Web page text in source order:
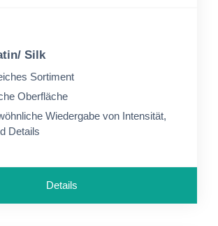
Silk
Sortiment
Oberfläche
Wiedergabe von Intensität,
Details
Details